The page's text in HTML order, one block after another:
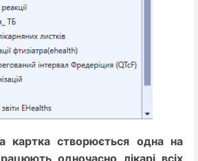
картка створюється одна на
одночасно лікарі всіх